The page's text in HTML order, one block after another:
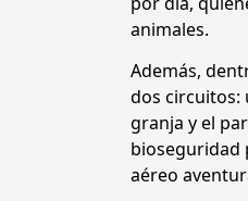
animales.
Además,
dos circuitos:
granja y el
bioseguridad
aéreo